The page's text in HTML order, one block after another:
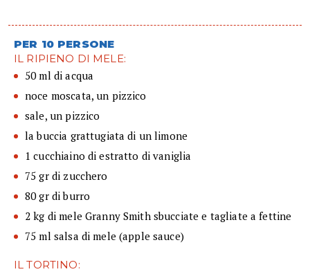
PER 10 PERSONE
IL RIPIENO DI MELE:
50 ml di acqua
noce moscata, un pizzico
sale, un pizzico
la buccia grattugiata di un limone
1 cucchiaino di estratto di vaniglia
75 gr di zucchero
80 gr di burro
2 kg di mele Granny Smith sbucciate e tagliate a fettine
75 ml salsa di mele (apple sauce)
IL TORTINO: